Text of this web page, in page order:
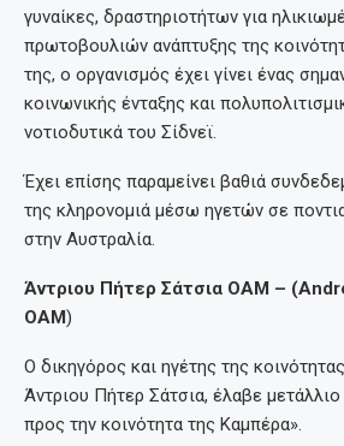
γυναίκες, δραστηριοτήτων για
πρωτοβουλιών ανάπτυξης της
της, ο οργανισμός έχει γίνει ένας
κοινωνικής ένταξης και
νοτιοδυτικά του Σίδνεϊ.
Έχει επίσης παραμείνει βαθιά
της κληρονομιά μέσω ηγετών σε
στην Αυστραλία.
Άντριου Πήτερ Σάτσια OAM –
OAM)
Ο δικηγόρος και ηγέτης της
Άντριου Πήτερ Σάτσια, έλαβε
προς την κοινότητα της Καμπέρα».